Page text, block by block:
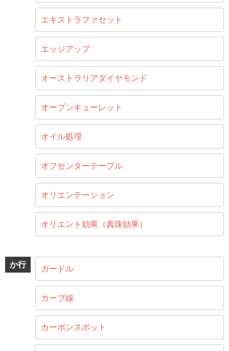
エキストラファセット
エッジアップ
オーストラリアダイヤモンド
オープンキューレット
オイル処理
オフセンターテーブル
オリエンテーション
オリエント効果（真珠効果）
か行 ガードル
カーブ線
カーボンスポット